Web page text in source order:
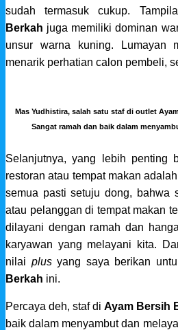
sudah termasuk cukup.
Berkah juga memiliki dominan
unsur warna kuning. Lumayan
menarik perhatian calon pembeli,
Mas Yudhistira, salah satu staf di outlet
Sangat ramah dan baik dalam
Selanjutnya, yang lebih penting
restoran atau tempat makan
semua pasti setuju dong, bahwa
atau pelanggan di tempat makan
dilayani dengan ramah dan
karyawan yang melayani kita.
nilai plusyang saya berikan
Berkah ini.
Percaya deh, staf di Ayam Bersih
baik dalam menyambut dan